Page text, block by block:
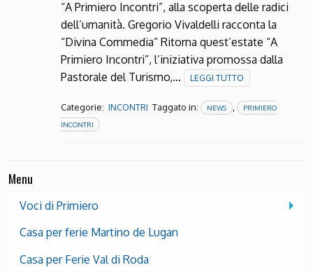
“A Primiero Incontri”, alla scoperta delle radici
dell’umanità. Gregorio Vivaldelli racconta la
“Divina Commedia” Ritorna quest’estate “A
Primiero Incontri”, l’iniziativa promossa dalla
Pastorale del Turismo,…
LEGGI TUTTO
Categorie: INCONTRI Taggato in: NEWS ,
PRIMIERO
INCONTRI
Menu
Voci di Primiero
Casa per ferie Martino de Lugan
Casa per Ferie Val di Roda